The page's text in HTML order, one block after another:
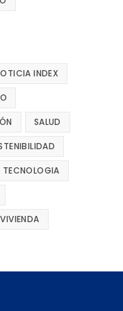
INDEX
SALUD
TECNOLOGIA
VIVIENDA